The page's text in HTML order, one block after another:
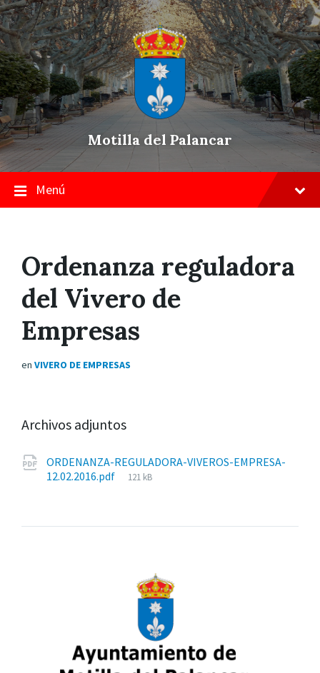
Skip
to
content
Saltar
a
la
navegación
principal
Saltar
a
pie
de
página
Motilla del Palancar
Menú
Ordenanza reguladora
del Vivero de
Empresas
en VIVERO DE EMPRESAS
Archivos adjuntos
ORDENANZA-REGULADORA-VIVEROS-EMPRESA-
12.02.2016.pdf
Tamaño
121 kB